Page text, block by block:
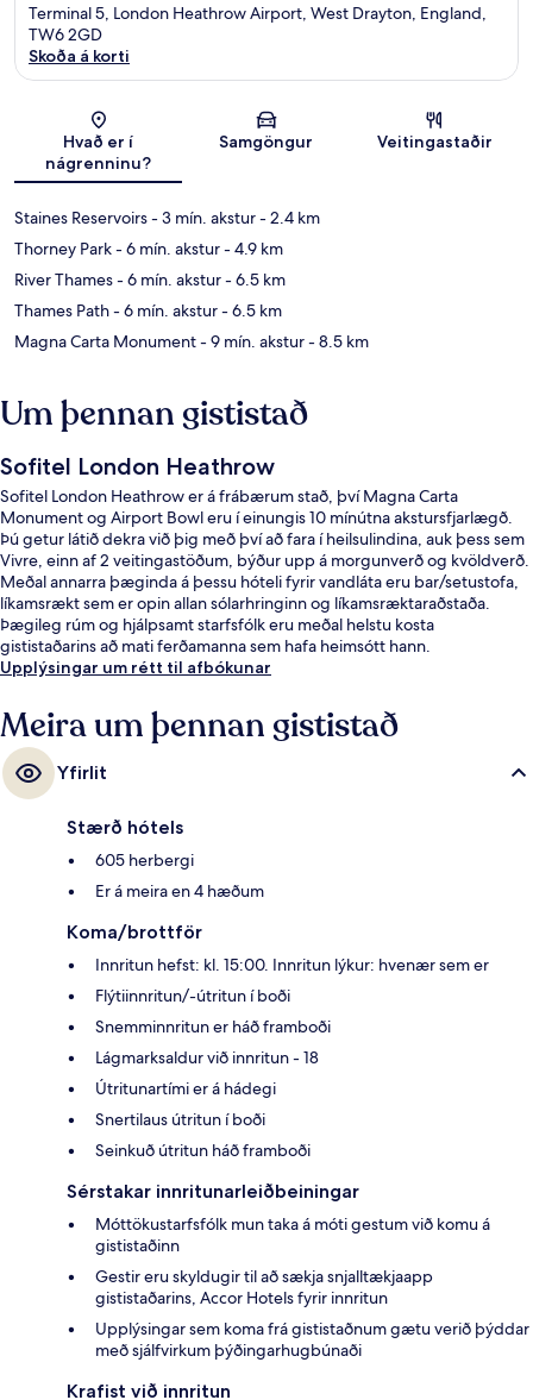
Terminal 5, London Heathrow Airport, West Drayton, England,
TW6 2GD
Skoða á korti
Hvað er í
nágrenninu?
Samgöngur Veitingastaðir
Staines Reservoirs- 3 mín. akstur- 2.4 km
Thorney Park- 6 mín. akstur- 4.9 km
River Thames- 6 mín. akstur- 6.5 km
Thames Path- 6 mín. akstur- 6.5 km
Magna Carta Monument- 9 mín. akstur- 8.5 km
Um þennan gististað
Sofitel London Heathrow
Sofitel London Heathrow er á frábærum stað, því Magna Carta
Monument og Airport Bowl eru í einungis 10 mínútna akstursfjarlægð.
Þú getur látið dekra við þig með því að fara í heilsulindina, auk þess sem
Vivre, einn af 2 veitingastöðum, býður upp á morgunverð og kvöldverð.
Meðal annarra þæginda á þessu hóteli fyrir vandláta eru bar/setustofa,
líkamsrækt sem er opin allan sólarhringinn og líkamsræktaraðstaða.
Þægileg rúm og hjálpsamt starfsfólk eru meðal helstu kosta
gististaðarins að mati ferðamanna sem hafa heimsótt hann.
Upplýsingar um rétt til afbókunar
Meira um þennan gististað
Yfirlit
Stærð hótels
605 herbergi
Er á meira en 4 hæðum
Koma/brottför
Innritun hefst: kl. 15:00. Innritun lýkur: hvenær sem er
Flýtiinnritun/-útritun í boði
Snemminnritun er háð framboði
Lágmarksaldur við innritun - 18
Útritunartími er á hádegi
Snertilaus útritun í boði
Seinkuð útritun háð framboði
Sérstakar innritunarleiðbeiningar
Móttökustarfsfólk mun taka á móti gestum við komu á
gististaðinn
Gestir eru skyldugir til að sækja snjalltækjaapp
gististaðarins, Accor Hotels fyrir innritun
Upplýsingar sem koma frá gististaðnum gætu verið þýddar
með sjálfvirkum þýðingarhugbúnaði
Krafist við innritun